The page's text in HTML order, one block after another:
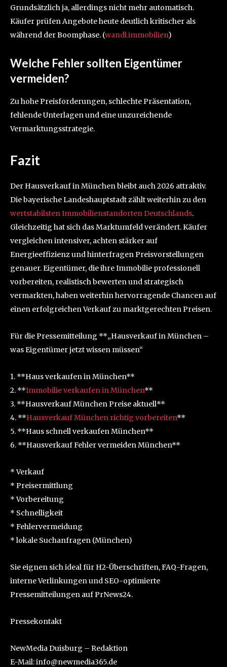
Grundsätzlich ja, allerdings nicht mehr automatisch.
Käufer prüfen Angebote heute deutlich kritischer als
während der Boomphase. (wandl.immobilien)
Welche Fehler sollten Eigentümer
vermeiden?
Zu hohe Preisforderungen, schlechte Präsentation,
fehlende Unterlagen und eine unzureichende
Vermarktungsstrategie.
Fazit
Der Hausverkauf in München bleibt auch 2026 attraktiv.
Die bayerische Landeshauptstadt zählt weiterhin zu den
wertstabilsten Immobilienstandorten Deutschlands.
Gleichzeitig hat sich das Marktumfeld verändert. Käufer
vergleichen intensiver, achten stärker auf
Energieeffizienz und hinterfragen Preisvorstellungen
genauer. Eigentümer, die ihre Immobilie professionell
vorbereiten, realistisch bewerten und strategisch
vermarkten, haben weiterhin hervorragende Chancen auf
einen erfolgreichen Verkauf zu marktgerechten Preisen.
Für die Pressemitteilung **„Hausverkauf in München –
was Eigentümer jetzt wissen müssen“
1. **Haus verkaufen in München**
2. **Immobilie verkaufen in München**
3. **Hausverkauf München Preise aktuell**
4. **Hausverkauf München richtig vorbereiten**
5. **Haus schnell verkaufen München**
6. **Hausverkauf Fehler vermeiden München**
* Verkauf
* Preisermittlung
* Vorbereitung
* Schnelligkeit
* Fehlervermeidung
* lokale Suchanfragen (München)
Sie eignen sich ideal für H2-Überschriften, FAQ-Fragen,
interne Verlinkungen und SEO-optimierte
Pressemitteilungen auf PrNews24.
Pressekontakt
NewMedia Duisburg – Redaktion
E-Mail: info@newmedia365.de